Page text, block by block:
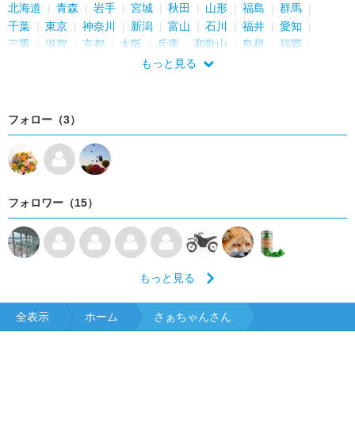
北海道 青森 岩手 宮城 秋田 山形 福島
群馬
千葉
東京 神奈川 新潟 富山 石川 福井
愛知
三重
滋賀 京都 大阪 兵庫 和歌山 島根
福岡
もっと見る
フォロー（3）
フォロワー（15）
もっと見る
全表示 ホーム さぁちゃんさん